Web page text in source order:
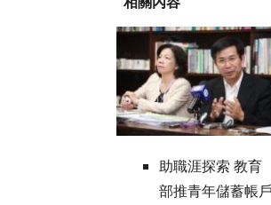
助職涯探索 教育
部推青年儲蓄帳戶